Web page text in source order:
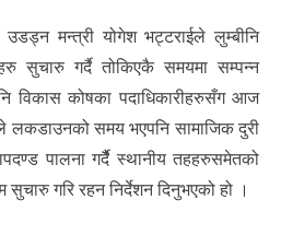
मन्त्री योगेश भट्टराईले लुम्बीनि
सुचारु गर्दै तोकिएकै समयमा सम्पन्न
विकास कोषका पदाधिकारीहरुसँग आज
लकडाउनको समय भएपनि सामाजिक दुरी
पालना गर्दैै स्थानीय तहहरुसमेतको
सुचारु गरि रहन निर्देशन दिनुभएको हो ।